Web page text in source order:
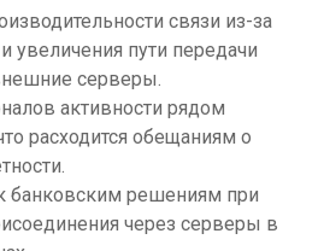
связи из-за
увеличения пути передачи
серверы.
активности рядом
расходится обещаниям о
банковским решениям при
через серверы в